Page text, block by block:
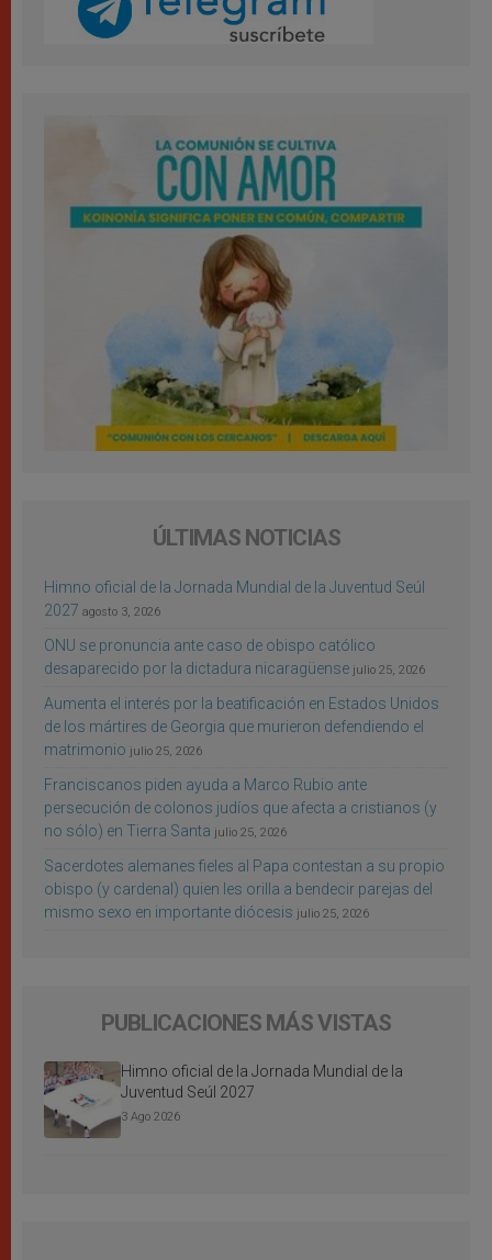
ÚLTIMAS NOTICIAS
Himno oficial de la Jornada Mundial de la Juventud Seúl
2027 agosto 3, 2026
ONU se pronuncia ante caso de obispo católico
desaparecido por la dictadura nicaragüense julio 25, 2026
Aumenta el interés por la beatificación en Estados Unidos
de los mártires de Georgia que murieron defendiendo el
matrimonio julio 25, 2026
Franciscanos piden ayuda a Marco Rubio ante
persecución de colonos judíos que afecta a cristianos (y
no sólo) en Tierra Santa julio 25, 2026
Sacerdotes alemanes fieles al Papa contestan a su propio
obispo (y cardenal) quien les orilla a bendecir parejas del
mismo sexo en importante diócesis julio 25, 2026
PUBLICACIONES MÁS VISTAS
Himno oficial de la Jornada Mundial de la
Juventud Seúl 2027
3 Ago 2026